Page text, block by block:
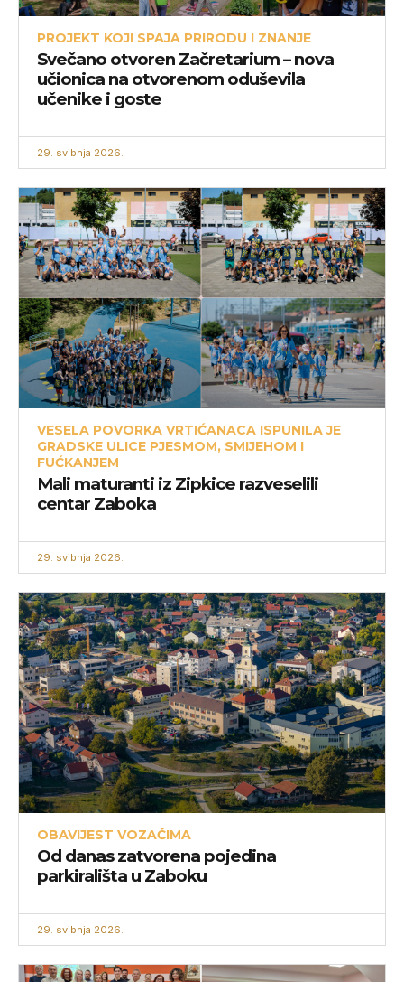
PROJEKT KOJI SPAJA PRIRODU I ZNANJE
Svečano otvoren Začretarium – nova
učionica na otvorenom oduševila
učenike i goste
29. svibnja 2026.
VESELA POVORKA VRTIĆANACA ISPUNILA JE
GRADSKE ULICE PJESMOM, SMIJEHOM I
FUĆKANJEM
Mali maturanti iz Zipkice razveselili
centar Zaboka
29. svibnja 2026.
OBAVIJEST VOZAČIMA
Od danas zatvorena pojedina
parkirališta u Zaboku
29. svibnja 2026.